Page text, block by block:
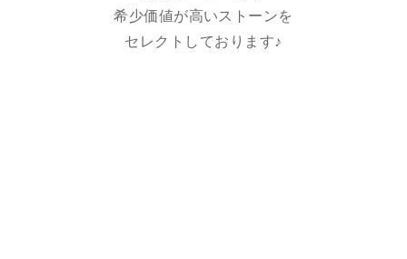
希少価値が高いストーンを
セレクトしております♪